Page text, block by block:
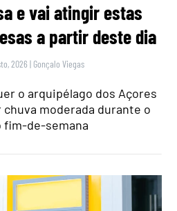
e vai atingir estas
a partir deste dia
2026 | Gonçalo Viegas
o arquipélago dos Açores
moderada durante o
fim-de-semana